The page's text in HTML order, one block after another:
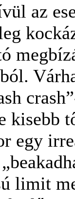
az
kisebb
egy
limit